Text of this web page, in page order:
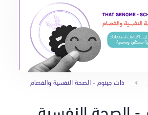
ذات جينوم - الصحة النفسية والفصام